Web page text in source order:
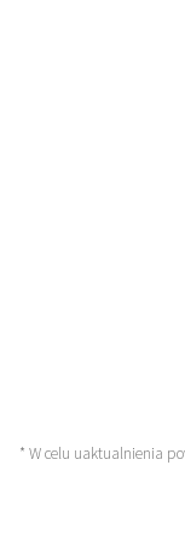
* W celu uaktualnienia